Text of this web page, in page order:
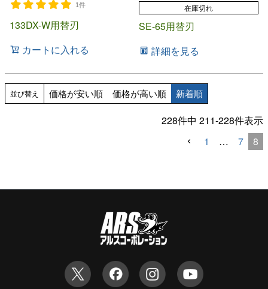
1件
133DX-W用替刃
カートに入れる
在庫切れ
SE-65用替刃
詳細を見る
並び替え 価格が安い順 価格が高い順 新着順
228件中 211-228件表示
1
… 7 8